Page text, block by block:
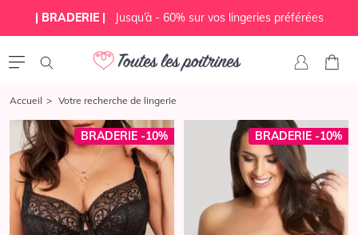
| BRADERIE | Jusqu’à - 60% sur vos lingeries préférées
Accueil Votre recherche de lingerie
BRADERIE -10% BRADERIE -10%